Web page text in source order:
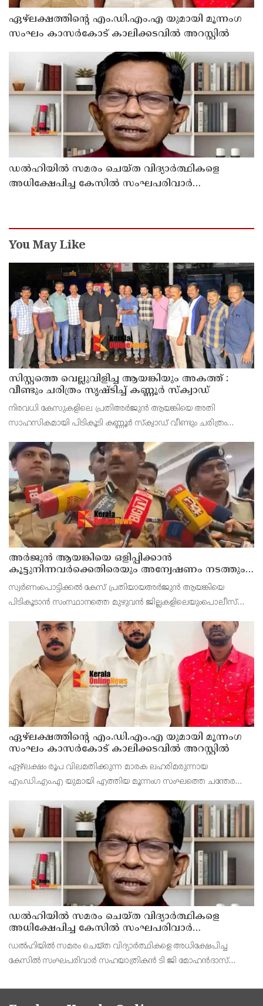
ഏഴ്ലക്ഷത്തിൻ്റെ എം.ഡി.എം.എ യുമായി മൂന്നംഗ
സംഘം കാസർകോട് കാലിക്കടവിൽ അറസ്റ്റിൽ
ഡൽഹിയിൽ സമരം ചെയ്ത വിദ്യാർത്ഥികളെ
അധിക്ഷേപിച്ച കേസില്‍ സംഘപരിവാർ
You May Like
സിസ്റ്റത്തെ വെല്ലുവിളിച്ച ആയങ്കിയും അകത്ത് :
വീണ്ടും ചരിത്രം സൃഷ്‌ടിച്ച് കണ്ണൂർ സ്‌ക്വാഡ്
നിരവധി കേസുകളിലെ പ്രതിഅർജുൻ ആയങ്കിയെ അതി
സാഹസികമായി പിടികൂടി കണ്ണൂർ സ്‌ക്വാഡ് വീണ്ടും ചരിത്രം
സഞ്ചാരം തിരിച്ചറിയുകയും
അർജുൻ ആയങ്കിയെ ഒളിപ്പിക്കാൻ
കൂട്ടുനിന്നവർക്കെതിരെയും അന്വേഷണം നടത്തും:
കണ്ണൂർ റേഞ്ച് ഡി. ഐ ജി കെ. കാർത്തിക്ക്
സ്വർണംപൊട്ടിക്കൽ കേസ് പ്രതിയായഅർജുൻ ആയങ്കിയെ
പിടികൂടാൻ സംസ്ഥാനത്തെ മുഴുവൻ ജില്ലകളിലെയുംപൊലീസ്
ഏഴ്ലക്ഷത്തിൻ്റെ എം.ഡി.എം.എ യുമായി മൂന്നംഗ
സംഘം കാസർകോട് കാലിക്കടവിൽ അറസ്റ്റിൽ
ഏഴ്ലക്ഷം രൂപ വിലമതിക്കുന്ന മാരക ലഹരിമരുന്നായ
എം.ഡി.എം.എ യുമായി എത്തിയ മൂന്നംഗ സംഘത്തെ ചന്തേര
സ്വദേശികളായ പി.എ അബ്ദുൾ സലാം , കെ.എച്ച് മുഹമ്മദ്
ഹുസൈൻ പി.എ അ
ഡൽഹിയിൽ സമരം ചെയ്ത വിദ്യാർത്ഥികളെ
അധിക്ഷേപിച്ച കേസില്‍ സംഘപരിവാർ
സഹയാത്രികൻ ടി ജി മോഹന്‍ദാസ് കസ്റ്റഡിയിൽ
ഡല്‍ഹിയില്‍ സമരം ചെയ്ത വിദ്യാര്‍ത്ഥികളെ അധിക്ഷേപിച്ച
കേസില്‍ സംഘപരിവാര്‍ സഹയാത്രികന്‍ ടി ജി മോഹന്‍ദാസ്
റെയ്ഡ്